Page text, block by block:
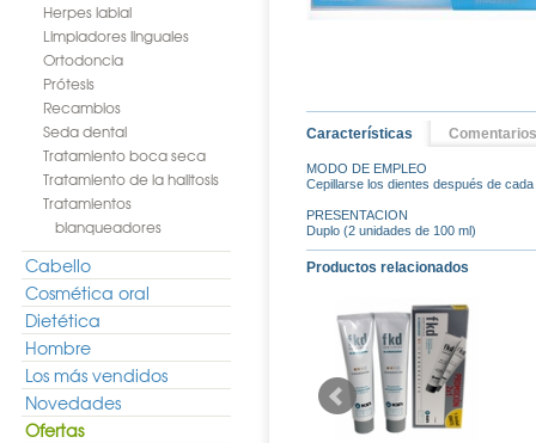
Herpes labial
Limpiadores linguales
Ortodoncia
Prótesis
Recambios
Seda dental
Tratamiento boca seca
Tratamiento de la halitosis
Tratamientos
blanqueadores
Cabello
Cosmética oral
Dietética
Hombre
Los más vendidos
Novedades
Ofertas
Características Comentarios
MODO DE EMPLEO
Cepillarse los dientes después de
PRESENTACION
Duplo (2 unidades de 100 ml)
Productos relacionados